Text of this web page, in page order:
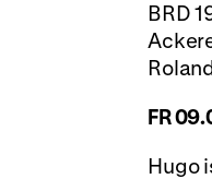
BRD
FR
Hugo